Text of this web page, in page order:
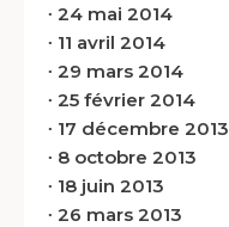
∙ 24 mai 2014
∙ 11 avril 2014
∙ 29 mars 2014
∙ 25 février 2014
∙ 17 décembre 2013
∙ 8 octobre 2013
∙ 18 juin 2013
∙ 26 mars 2013